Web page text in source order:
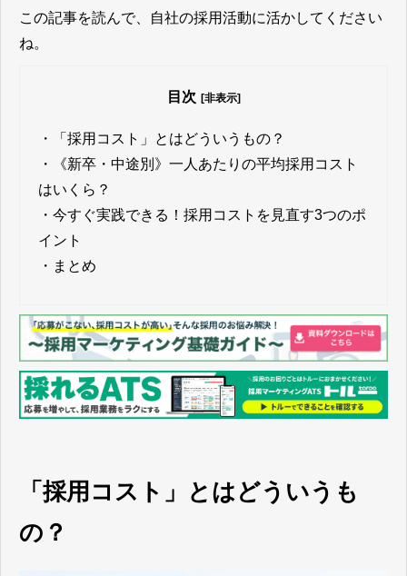
この記事を読んで、自社の採用活動に活かしてください
ね。
目次 [非表示]
・
「採用コスト」とはどういうもの？
・
《新卒・中途別》一人あたりの平均採用コスト
はいくら？
・ 今すぐ実践できる！採用コストを見直す3つのポ
イント
・ まとめ
「採用コスト」とはどういうも
の？